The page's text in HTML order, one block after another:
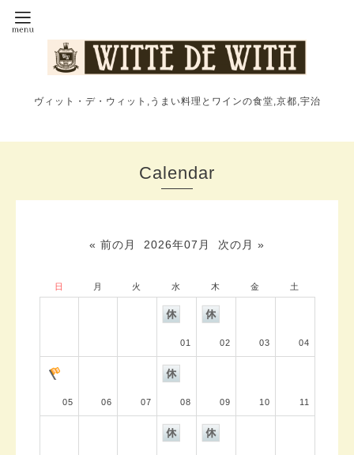
ヴィット・デ・ウィット,うまい料理とワインの食堂,京都,宇治
Calendar
« 前の月 2026年07月 次の月 »
日 月 火 水 木 金 土
01 02 03 04
05 06 07 08 09 10 11